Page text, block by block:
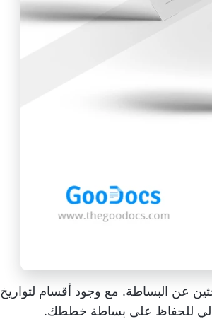
عن البساطة. مع وجود أقسام لتواريخ
مثالي للحفاظ على بساطة خططك.